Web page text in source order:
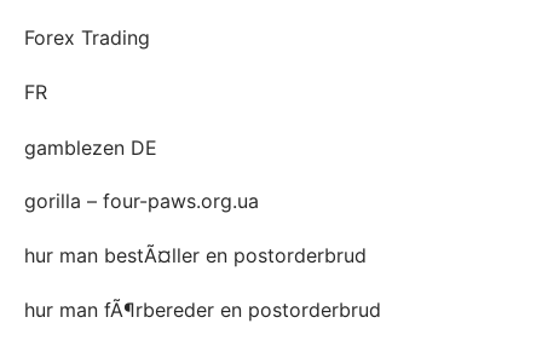
Forex Trading
FR
gamblezen DE
gorilla – four-paws.org.ua
hur man bestÃ¤ller en postorderbrud
hur man fÃ¶rbereder en postorderbrud